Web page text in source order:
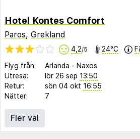
Hotel Kontes Comfort
Paros, Grekland
4,2/5 24°C
Flyg från: Arlanda - Naxos
Utresa:
lör 26 sep 13:50
Retur:
sön 04 okt 16:55
Nätter:
7
Fler val